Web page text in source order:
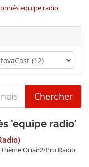
equipe radio
'equipe radio'
Onair2/Pro.Radio